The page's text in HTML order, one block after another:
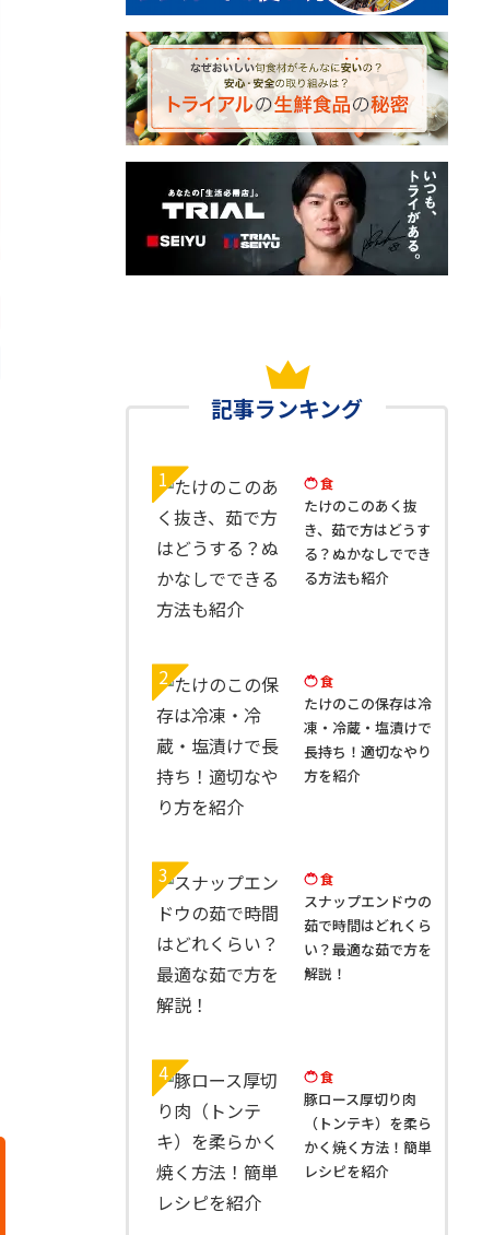
記事ランキング
1 食
たけのこのあく抜
き、茹で方はどうす
る？ぬかなしででき
る方法も紹介
2 食
たけのこの保存は冷
凍・冷蔵・塩漬けで
長持ち！適切なやり
方を紹介
3 食
スナップエンドウの
茹で時間はどれくら
い？最適な茹で方を
解説！
4 食
豚ロース厚切り肉
（トンテキ）を柔ら
かく焼く方法！簡単
レシピを紹介